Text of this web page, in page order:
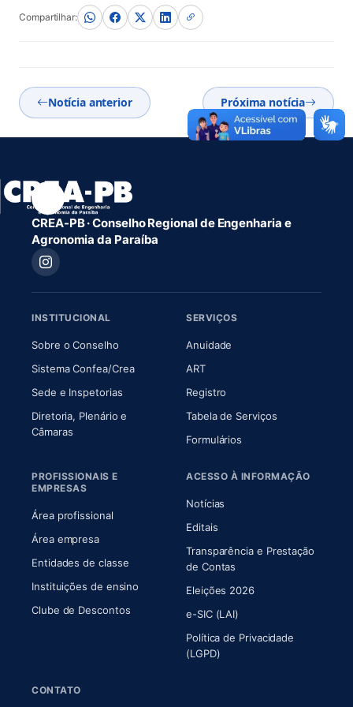
Compartilhar:
Notícia anterior Próxima notícia
CREA-PB · Conselho Regional de Engenharia e
Agronomia da Paraíba
INSTITUCIONAL
Sobre o Conselho(abre em nova aba)
Sistema Confea/Crea(abre em nova aba)
Sede e Inspetorias
Diretoria, Plenário e
Câmaras(abre em nova aba)
SERVIÇOS
Anuidade
ART(abre em nova aba)
Registro
Tabela de Serviços
Formulários
PROFISSIONAIS E
EMPRESAS
Área profissional
Área empresa
Entidades de classe
Instituições de ensino
Clube de Descontos
ACESSO À INFORMAÇÃO
Notícias
Editais
Transparência e Prestação
de Contas
Eleições 2026
e-SIC (LAI)
Política de Privacidade
(LGPD)
CONTATO